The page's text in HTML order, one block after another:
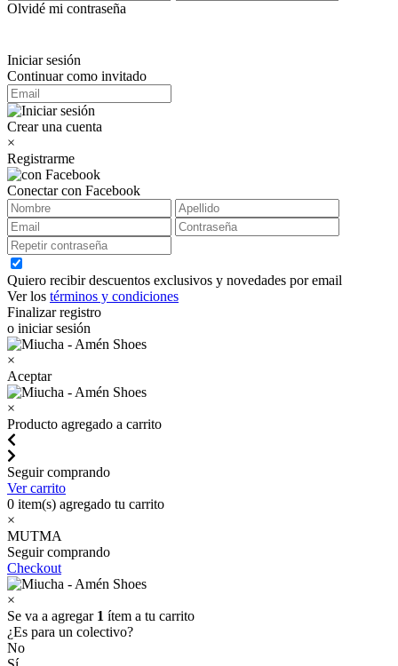
Olvidé mi contraseña
Iniciar sesión
Continuar como invitado
Crear una cuenta
×
Registrarme
Conectar con Facebook
Quiero recibir descuentos exclusivos y novedades por email
Ver los términos y condiciones
Finalizar registro
o iniciar sesión
×
Aceptar
×
Producto agregado a carrito
Seguir comprando
Ver carrito
0 item(s) agregado tu carrito
×
MUTMA
Seguir comprando
Checkout
×
Se va a agregar 1 ítem a tu carrito
¿Es para un colectivo?
No